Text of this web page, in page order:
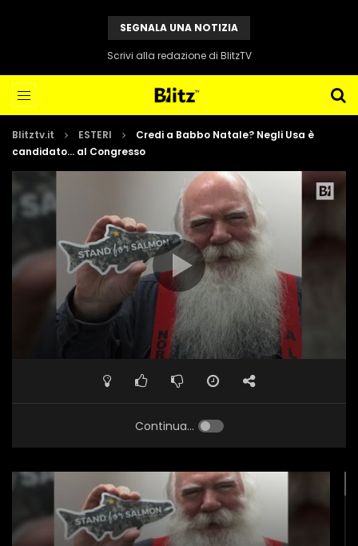
SEGNALA UNA NOTIZIA
Scrivi alla redazione di BlitzTV
Blitztv.it ESTERI
Credi a Babbo Natale? Negli Usa è
candidato… al Congresso
Continua...